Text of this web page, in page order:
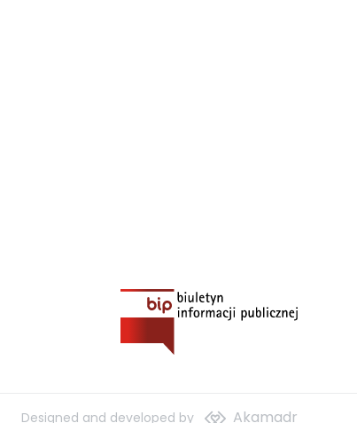
Designed and developed by Akamadr